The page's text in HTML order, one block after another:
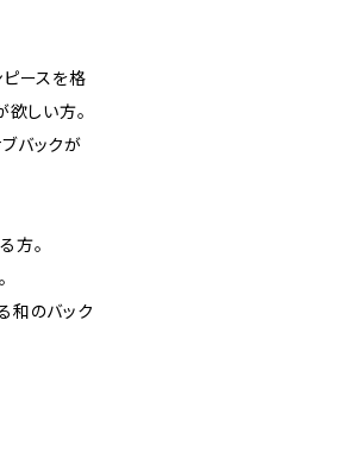
ピースを格
欲しい方。
バックが
方。
和のバック